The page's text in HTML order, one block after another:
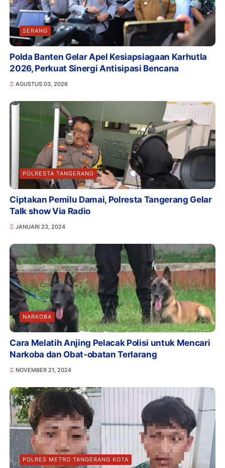
SERANG
Polda Banten Gelar Apel Kesiapsiagaan Karhutla
2026, Perkuat Sinergi Antisipasi Bencana
AGUSTUS 03, 2026
POLRESTA TANGERANG
Ciptakan Pemilu Damai, Polresta Tangerang Gelar
Talk show Via Radio
JANUARI 23, 2024
NARKOBA
Cara Melatih Anjing Pelacak Polisi untuk Mencari
Narkoba dan Obat-obatan Terlarang
NOVEMBER 21, 2024
POLRES METRO TANGERANG KOTA